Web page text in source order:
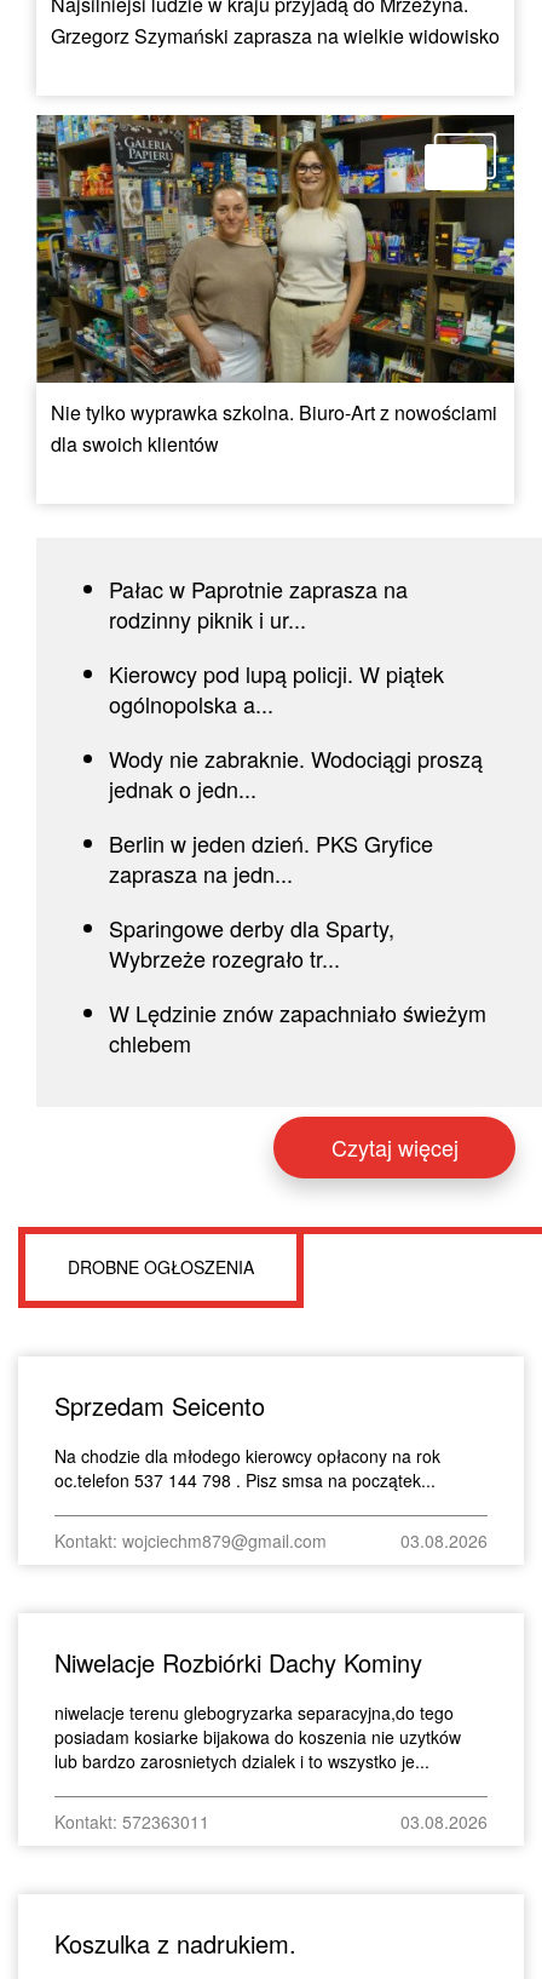
Grzegorz Szymański zaprasza na wielkie widowisko
Nie tylko wyprawka szkolna. Biuro-Art z nowościami
dla swoich klientów
Pałac w Paprotnie zaprasza na
rodzinny piknik i ur...
Kierowcy pod lupą policji. W piątek
ogólnopolska a...
Wody nie zabraknie. Wodociągi proszą
jednak o jedn...
Berlin w jeden dzień. PKS Gryfice
zaprasza na jedn...
Sparingowe derby dla Sparty,
Wybrzeże rozegrało tr...
W Lędzinie znów zapachniało świeżym
chlebem
Czytaj więcej
DROBNE OGŁOSZENIA
Sprzedam Seicento
Na chodzie dla młodego kierowcy opłacony na rok
oc.telefon 537 144 798 . Pisz smsa na początek...
Kontakt: wojciechm879@gmail.com 03.08.2026
Niwelacje Rozbiórki Dachy Kominy
niwelacje terenu glebogryzarka separacyjna,do tego
posiadam kosiarke bijakowa do koszenia nie uzytków
lub bardzo zarosnietych dzialek i to wszystko je...
Kontakt: 572363011 03.08.2026
Koszulka z nadrukiem.